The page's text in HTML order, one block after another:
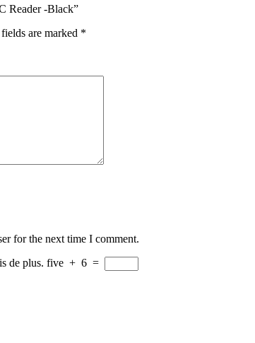
Reader -Black”
are marked *
for the next time I comment.
de plus. five + 6 =